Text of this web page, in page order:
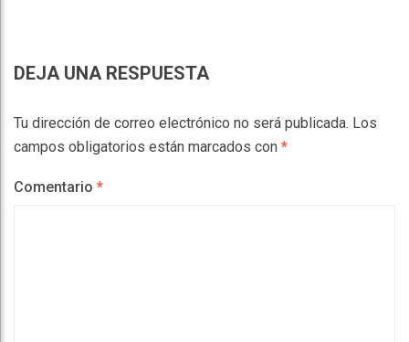
DEJA UNA RESPUESTA
Tu dirección de correo electrónico no será publicada. Los
campos obligatorios están marcados con *
Comentario *